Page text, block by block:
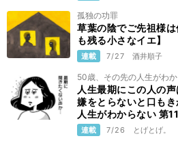
孤独の功罪
草葉の陰でご先祖様
も残る小さなイエ】
連載 7/27 酒井順子
50歳、その先の人生がわ
人生最期にこの人の
嫌をとらないと口も
人生がわからない 第11
連載 7/26 とげとげ。